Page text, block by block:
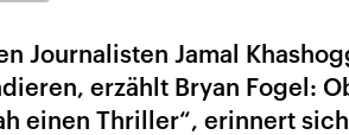
Journalisten Jamal
erzählt Bryan Fogel:
einen Thriller“, erinnert